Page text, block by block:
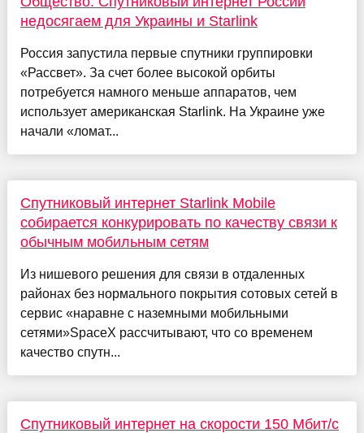
недосягаем для Украины и Starlink
Россия запустила первые спутники группировки
«Рассвет». За счет более высокой орбиты
потребуется намного меньше аппаратов, чем
использует американская Starlink. На Украине уже
начали «ломат...
Спутниковый интернет Starlink Mobile
собирается конкурировать по качеству связи к
обычным мобильным сетям
Из нишевого решения для связи в отдаленных
районах без нормального покрытия сотовых сетей в
сервис «наравне с наземными мобильными
сетями»SpaceX рассчитывают, что со временем
качество спутн...
Спутниковый интернет на скорости 150 Мбит/с